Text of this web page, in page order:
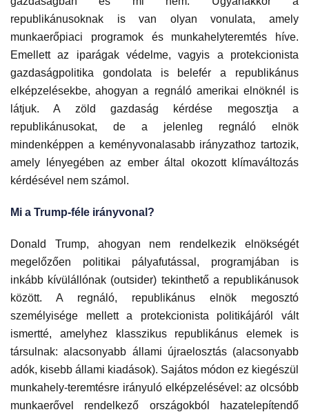
republikánusoknak is van olyan vonulata, amely
munkaerőpiaci programok és munkahelyteremtés híve.
Emellett az iparágak védelme, vagyis a protekcionista
gazdaságpolitika gondolata is belefér a republikánus
elképzelésekbe, ahogyan a regnáló amerikai elnöknél is
látjuk. A zöld gazdaság kérdése megosztja a
republikánusokat, de a jelenleg regnáló elnök
mindenképpen a keményvonalasabb irányzathoz tartozik,
amely lényegében az ember által okozott klímaváltozás
kérdésével nem számol.
Mi a Trump-féle irányvonal?
Donald Trump, ahogyan nem rendelkezik elnökségét
megelőzően politikai pályafutással, programjában is
inkább kívülállónak (outsider) tekinthető a republikánusok
között. A regnáló, republikánus elnök megosztó
személyisége mellett a protekcionista politikájáról vált
ismertté, amelyhez klasszikus republikánus elemek is
társulnak: alacsonyabb állami újraelosztás (alacsonyabb
adók, kisebb állami kiadások). Sajátos módon ez kiegészül
munkahely-teremtésre irányuló elképzelésével: az olcsóbb
munkaerővel rendelkező országokból hazatelepítendő